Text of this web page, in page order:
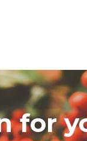
for